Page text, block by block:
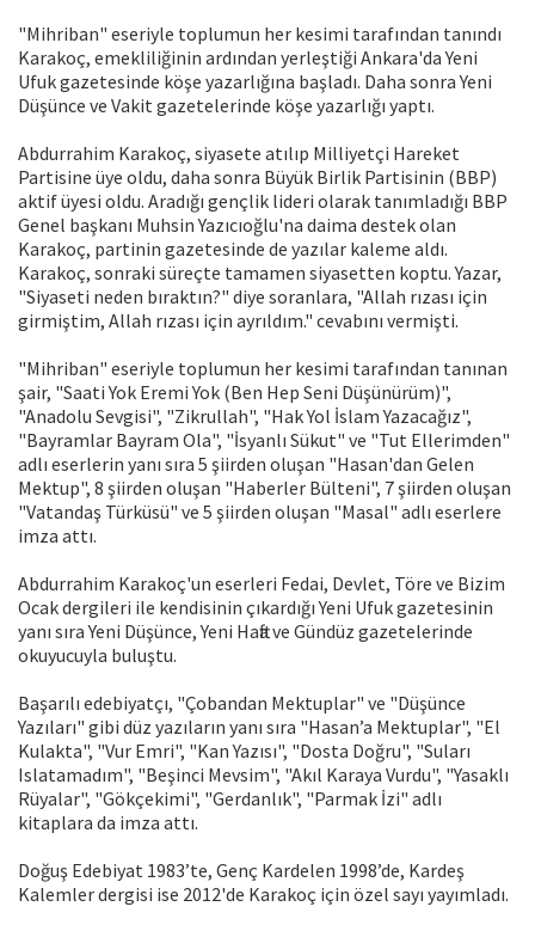
"Mihriban" eseriyle toplumun her kesimi tarafından tanındı
Karakoç, emekliliğinin ardından yerleştiği Ankara'da Yeni
Ufuk gazetesinde köşe yazarlığına başladı. Daha sonra Yeni
Düşünce ve Vakit gazetelerinde köşe yazarlığı yaptı.
Abdurrahim Karakoç, siyasete atılıp Milliyetçi Hareket
Partisine üye oldu, daha sonra Büyük Birlik Partisinin (BBP)
aktif üyesi oldu. Aradığı gençlik lideri olarak tanımladığı BBP
Genel başkanı Muhsin Yazıcıoğlu'na daima destek olan
Karakoç, partinin gazetesinde de yazılar kaleme aldı.
Karakoç, sonraki süreçte tamamen siyasetten koptu. Yazar,
"Siyaseti neden bıraktın?" diye soranlara, "Allah rızası için
girmiştim, Allah rızası için ayrıldım." cevabını vermişti.
"Mihriban" eseriyle toplumun her kesimi tarafından tanınan
şair, "Saati Yok Eremi Yok (Ben Hep Seni Düşünürüm)",
"Anadolu Sevgisi", "Zikrullah", "Hak Yol İslam Yazacağız",
"Bayramlar Bayram Ola", "İsyanlı Sükut" ve "Tut Ellerimden"
adlı eserlerin yanı sıra 5 şiirden oluşan "Hasan'dan Gelen
Mektup", 8 şiirden oluşan "Haberler Bülteni", 7 şiirden oluşan
"Vatandaş Türküsü" ve 5 şiirden oluşan "Masal" adlı eserlere
imza attı.
Abdurrahim Karakoç'un eserleri Fedai, Devlet, Töre ve Bizim
Ocak dergileri ile kendisinin çıkardığı Yeni Ufuk gazetesinin
yanı sıra Yeni Düşünce, Yeni Hafta ve Gündüz gazetelerinde
okuyucuyla buluştu.
Başarılı edebiyatçı, "Çobandan Mektuplar" ve "Düşünce
Yazıları" gibi düz yazıların yanı sıra "Hasan’a Mektuplar", "El
Kulakta", "Vur Emri", "Kan Yazısı", "Dosta Doğru", "Suları
Islatamadım", "Beşinci Mevsim", "Akıl Karaya Vurdu", "Yasaklı
Rüyalar", "Gökçekimi", "Gerdanlık", "Parmak İzi" adlı
kitaplara da imza attı.
Doğuş Edebiyat 1983’te, Genç Kardelen 1998’de, Kardeş
Kalemler dergisi ise 2012'de Karakoç için özel sayı yayımladı.